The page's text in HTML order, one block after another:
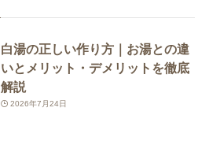
白湯の正しい作り方｜お湯との違
いとメリット・デメリットを徹底
解説
2026年7月24日